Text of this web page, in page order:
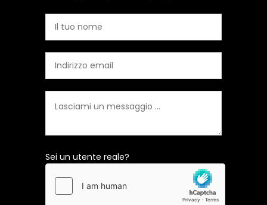
Sei un utente reale?